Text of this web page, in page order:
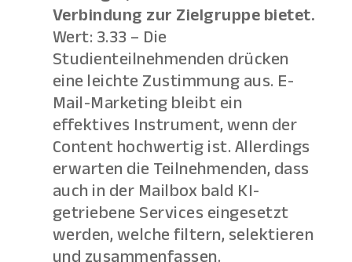
Verbindung zur Zielgruppe bietet.
Wert: 3.33 – Die
Studienteilnehmenden drücken
eine leichte Zustimmung aus. E-
Mail-Marketing bleibt ein
effektives Instrument, wenn der
Content hochwertig ist. Allerdings
erwarten die Teilnehmenden, dass
auch in der Mailbox bald KI-
getriebene Services eingesetzt
werden, welche filtern, selektieren